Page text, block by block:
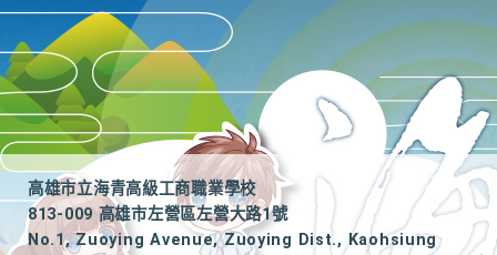
高雄市立海青高級工商職業學校
813-009 高雄市左營區左營大路1號
No.1, Zuoying Avenue, Zuoying Dist., Kaohsiung